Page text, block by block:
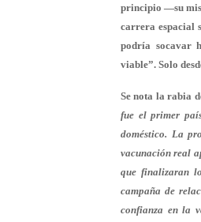
principio —su
carrera espacial
podría socavar
viable”. Solo
Se nota la rabia
fue el primer
doméstico. La
vacunación real
que finalizaran
campaña de
confianza en la